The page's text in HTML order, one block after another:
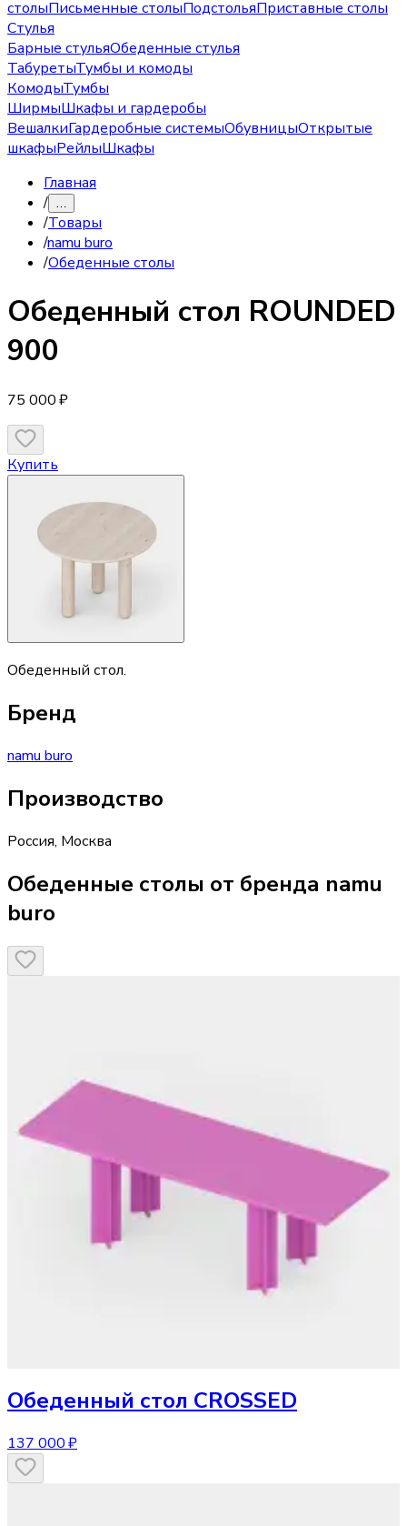
столыПисьменные столыПодстольяПриставные столы
Стулья
Барные стульяОбеденные стулья
ТабуретыТумбы и комоды
КомодыТумбы
ШирмыШкафы и гардеробы
ВешалкиГардеробные системыОбувницыОткрытые
шкафыРейлыШкафы
Главная
/ …
/Товары
/namu buro
/Обеденные столы
Обеденный стол ROUNDED
900
75 000 ₽
Купить
Обеденный стол.
Бренд
namu buro
Производство
Россия, Москва
Обеденные столы от бренда namu
buro
Обеденный стол CROSSED
137 000 ₽